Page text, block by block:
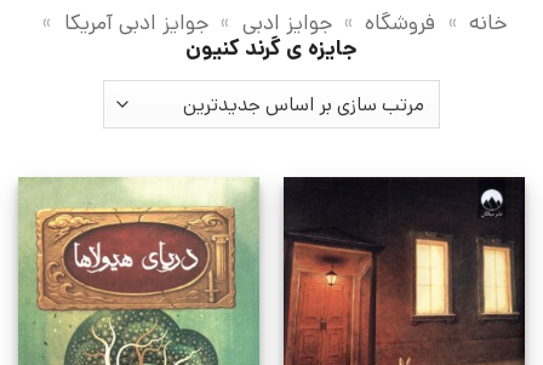
خانه » فروشگاه » جوایز ادبی » جوایز ادبی آمریکا »
جایزه ی گرند کنیون